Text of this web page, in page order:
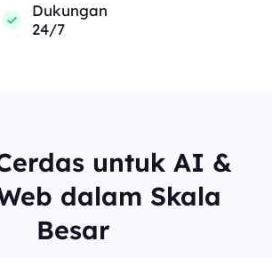
Dukungan
24/7
untuk AI &
dalam Skala
Besar